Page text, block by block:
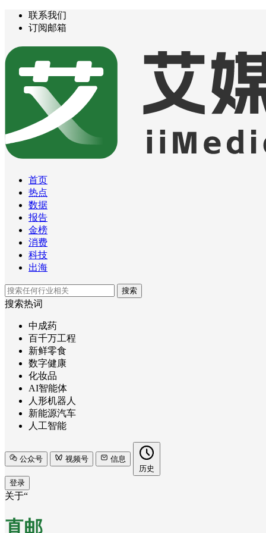
联系我们
订阅邮箱
首页
热点
数据
报告
金榜
消费
科技
出海
搜索
搜索热词
中成药
百千万工程
新鲜零食
数字健康
化妆品
AI智能体
人形机器人
新能源汽车
人工智能
公众号 视频号
信息
历史
登录
关于“
直邮